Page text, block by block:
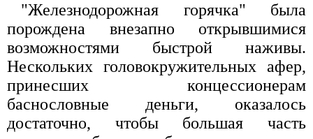
"Железнодорожная горячка" была
порождена внезапно открывшимися
возможностями быстрой наживы.
Нескольких головокружительных афер,
принесших концессионерам
баснословные деньги, оказалось
достаточно, чтобы большая часть